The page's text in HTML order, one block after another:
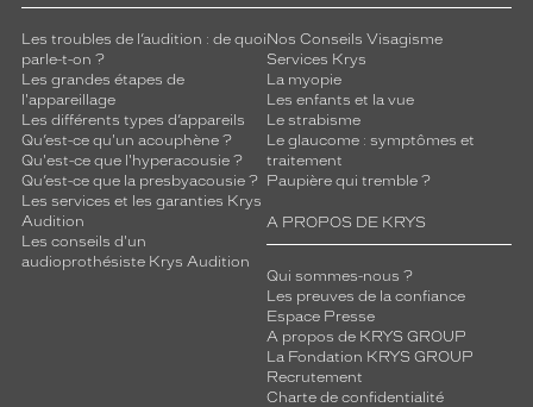
Les troubles de l’audition : de quoi
parle-t-on ?
Les grandes étapes de
l'appareillage
Les différents types d’appareils
Qu’est-ce qu'un acouphène ?
Qu'est-ce que l'hyperacousie ?
Qu’est-ce que la presbyacousie ?
Les services et les garanties Krys
Audition
Les conseils d'un
audioprothésiste Krys Audition
Nos Conseils Visagisme
Services Krys
La myopie
Les enfants et la vue
Le strabisme
Le glaucome : symptômes et
traitement
Paupière qui tremble ?
A PROPOS DE KRYS
Qui sommes-nous ?
Les preuves de la confiance
Espace Presse
A propos de KRYS GROUP
La Fondation KRYS GROUP
Recrutement
Charte de confidentialité